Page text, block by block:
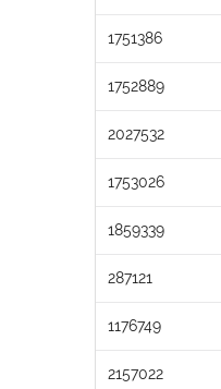
1751386
1752889
2027532
1753026
1859339
287121
1176749
2157022